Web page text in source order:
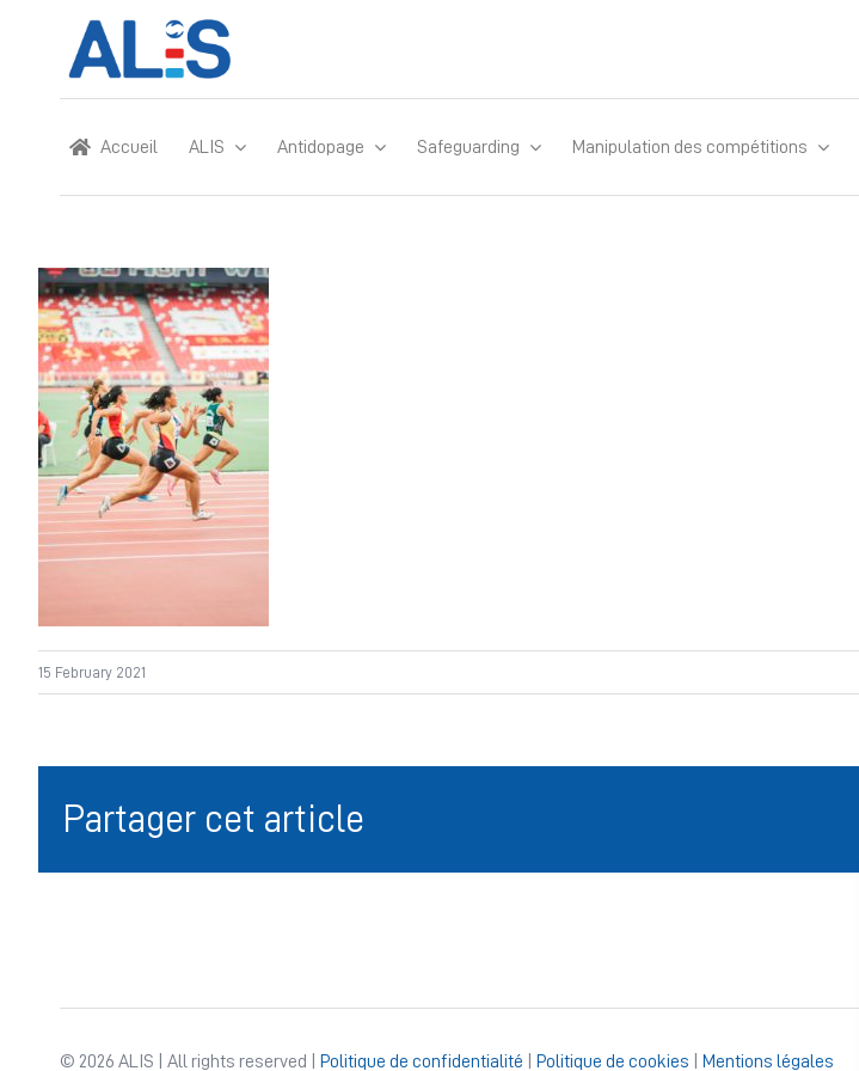
Accueil ALIS Antidopage Safeguarding Manipulation des compétitions
15 February 2021
Partager cet article
© 2026 ALIS | All rights reserved | Politique de confidentialité Politique de cookies Mentions légales